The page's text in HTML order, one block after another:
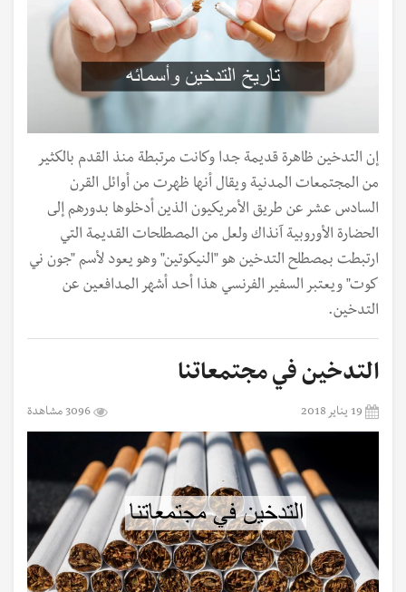
إن التدخين ظاهرة قديمة جدا وكانت مرتبطة منذ القدم بالكثير
من المجتمعات المدنية ويقال أنها ظهرت من أوائل القرن
السادس عشر عن طريق الأمريكيون الذين أدخلوها بدورهم إلى
الحضارة الأوروبية آنذاك ولعل من المصطلحات القديمة التي
ارتبطت بمصطلح التدخين هو "النيكوتين" وهو يعود لأسم "جون ني
كوت" ويعتبر السفير الفرنسي هذا أحد أشهر المدافعين عن
التدخين.
التدخين في مجتمعاتنا
19 يناير 2018 3096 مشاهدة